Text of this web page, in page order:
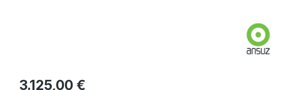
Regulärer Preis:
3.125,00 €